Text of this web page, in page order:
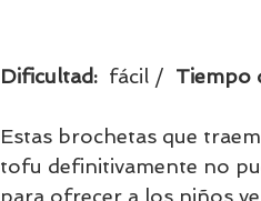
Dificultad: fácil / Tiempo
Estas brochetas que
tofu definitivamente no